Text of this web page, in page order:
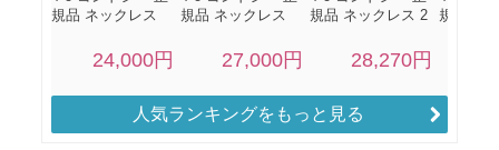
人気ランキングをもっと見る